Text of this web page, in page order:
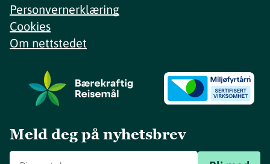
Personvernerklæring
Cookies
Om nettstedet
Meld deg på nyhetsbrev